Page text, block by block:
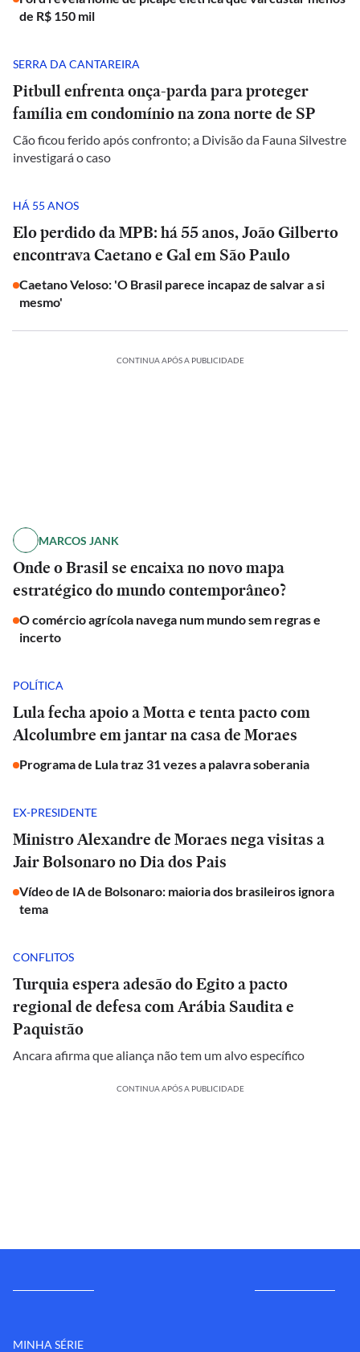
de R$ 150 mil
SERRA DA CANTAREIRA
Pitbull enfrenta onça-parda para proteger
família em condomínio na zona norte de SP
Cão ficou ferido após confronto; a Divisão da Fauna Silvestre
investigará o caso
HÁ 55 ANOS
Elo perdido da MPB: há 55 anos, João Gilberto
encontrava Caetano e Gal em São Paulo
Caetano Veloso: 'O Brasil parece incapaz de salvar a si
mesmo'
CONTINUA APÓS A PUBLICIDADE
MARCOS JANK
Onde o Brasil se encaixa no novo mapa
estratégico do mundo contemporâneo?
O comércio agrícola navega num mundo sem regras e
incerto
POLÍTICA
Lula fecha apoio a Motta e tenta pacto com
Alcolumbre em jantar na casa de Moraes
Programa de Lula traz 31 vezes a palavra soberania
EX-PRESIDENTE
Ministro Alexandre de Moraes nega visitas a
Jair Bolsonaro no Dia dos Pais
Vídeo de IA de Bolsonaro: maioria dos brasileiros ignora
tema
CONFLITOS
Turquia espera adesão do Egito a pacto
regional de defesa com Arábia Saudita e
Paquistão
Ancara afirma que aliança não tem um alvo específico
CONTINUA APÓS A PUBLICIDADE
MINHA SÉRIE